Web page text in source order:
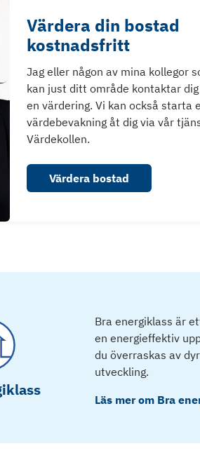
Värdera din bostad
kostnadsfritt
Jag eller någon av mina kollegor
kan just ditt område kontaktar
en värdering. Vi kan också starta
värdebevakning åt dig via vår
Värdekollen.
Värdera bostad
Bra energiklass är
en energieffektiv
du överraskas av
utveckling.
Läs mer om Bra